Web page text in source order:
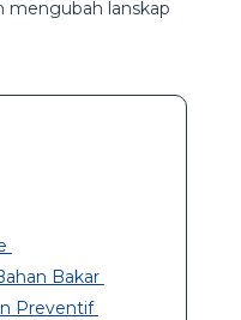
mengubah lanskap
Bakar
Preventif